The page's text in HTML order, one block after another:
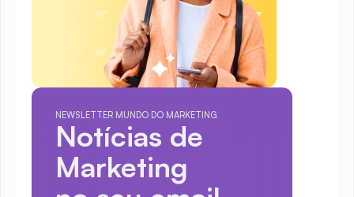
NEWSLETTER MUNDO DO MARKETING
Notícias de
Marketing